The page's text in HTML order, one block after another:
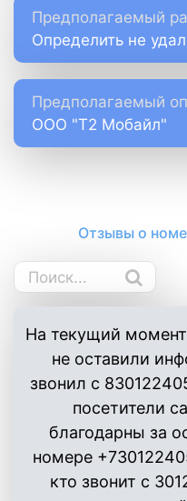
Предполагаемый
Определить не
Предполагаемый
ООО "Т2 Мобайл"
Отзывы о
На текущий
не оставили
звонил с
посетители
благодарны за
номере
кто звонит с